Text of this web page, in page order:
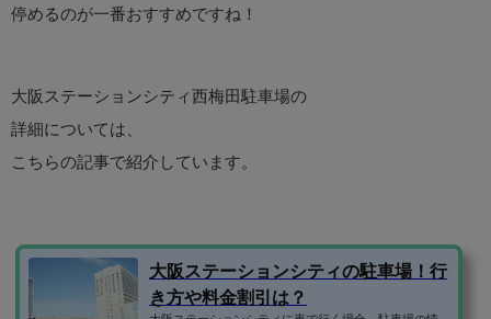
停めるのが一番おすすめですね！
大阪ステーションシティ西梅田駐車場の
詳細については、
こちらの記事で紹介しています。
大阪ステーションシティの駐車場！行
き方や料金割引は？